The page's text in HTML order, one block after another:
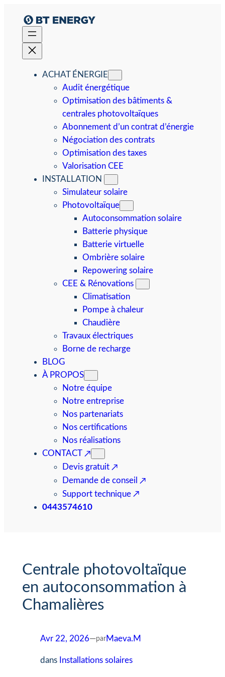
contenu
ACHAT ÉNERGIE
Audit énergétique
Optimisation des bâtiments &
centrales photovoltaïques
Abonnement d’un contrat d’énergie
Négociation des contrats
Optimisation des taxes
Valorisation CEE
INSTALLATION
Simulateur solaire
Photovoltaïque
Autoconsommation solaire
Batterie physique
Batterie virtuelle
Ombrière solaire
Repowering solaire
CEE & Rénovations
Climatisation
Pompe à chaleur
Chaudière
Travaux électriques
Borne de recharge
BLOG
À PROPOS
Notre équipe
Notre entreprise
Nos partenariats
Nos certifications
Nos réalisations
CONTACT
Devis gratuit
Demande de conseil
Support technique
0443574610
Centrale photovoltaïque
en autoconsommation à
Chamalières
Avr 22, 2026—parMaeva.M
dans Installations solaires